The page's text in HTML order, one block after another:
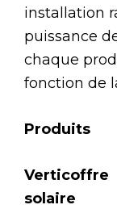
installation
puissance
chaque
fonction de
Produits
Verticoffre
solaire